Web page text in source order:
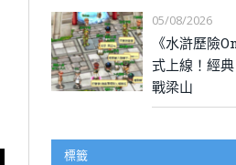
05/08/2026
《水滸歷險
式上線！經
戰梁山
標籤